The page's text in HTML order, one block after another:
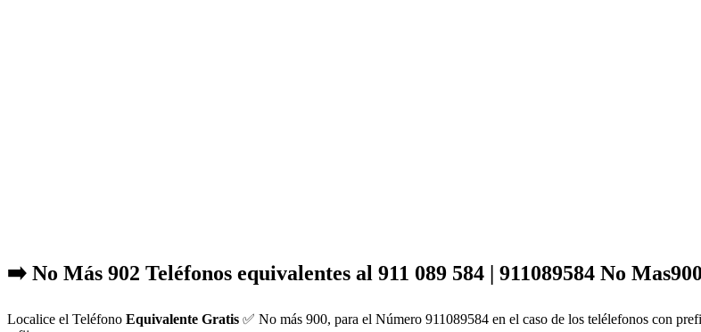
➡️ No Más 902 Teléfonos equivalentes al 911 089 584 | 911089584 No Mas900
Localice el Teléfono Equivalente Gratis ✅ No más 900, para el Número 911089584 en el caso de los telélefonos con